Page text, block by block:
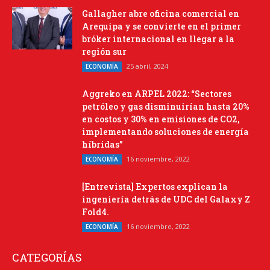
Gallagher abre oficina comercial en
Arequipa y se convierte en el primer
bróker internacional en llegar a la
región sur
ECONOMÍA 25 abril, 2024
Aggreko en ARPEL 2022: “Sectores
petróleo y gas disminuirían hasta 20%
en costos y 30% en emisiones de CO2,
implementando soluciones de energía
híbridas”
ECONOMÍA 16 noviembre, 2022
[Entrevista] Expertos explican la
ingeniería detrás de UDC del Galaxy Z
Fold4.
ECONOMÍA 16 noviembre, 2022
CATEGORÍAS